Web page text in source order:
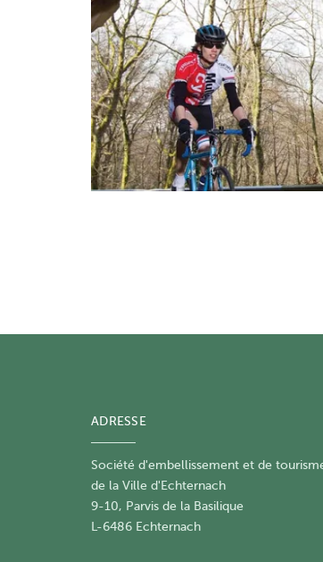
ADRESSE
Société d'embellissement et de
​de la Ville d'Echternach
9-10, Parvis de la Basilique
L-6486 Echternach